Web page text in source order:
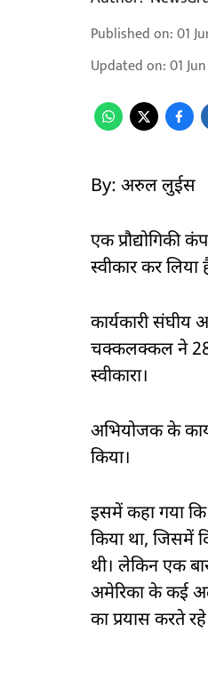
Published on:01
Updated on:01
By: अरुल लुईस
एक प्रौद्योगिकी
स्वीकार कर
कार्यकारी संघीय
चक्कलक्कल ने 28
स्वीकारा।
अभियोजक के
किया।
इसमें कहा गया
किया था, जिसमें
थी। लेकिन एक
अमेरिका के कई
का प्रयास करते